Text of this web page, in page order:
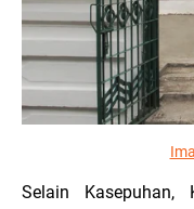
Selain Kasepuhan,